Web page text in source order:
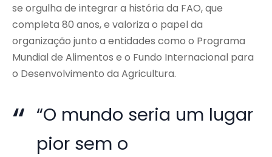
se orgulha de integrar a história da FAO, que
completa 80 anos, e valoriza o papel da
organização junto a entidades como o Programa
Mundial de Alimentos e o Fundo Internacional para
o Desenvolvimento da Agricultura.
“O mundo seria um lugar
pior sem o